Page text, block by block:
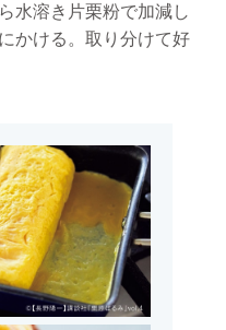
水溶き片栗粉で加減し
かける。取り分けて好